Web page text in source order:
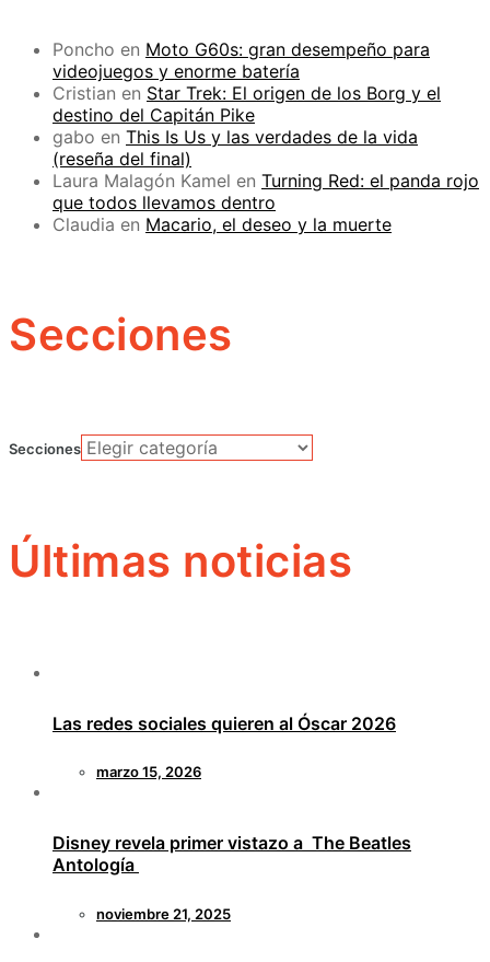
Poncho en Moto G60s: gran desempeño para
videojuegos y enorme batería
Cristian en Star Trek: El origen de los Borg y el
destino del Capitán Pike
gabo en This Is Us y las verdades de la vida
(reseña del final)
Laura Malagón Kamel en Turning Red: el panda rojo
que todos llevamos dentro
Claudia en Macario, el deseo y la muerte
Secciones
Secciones
Últimas noticias
Las redes sociales quieren al Óscar 2026
marzo 15, 2026
Disney revela primer vistazo a The Beatles
Antología
noviembre 21, 2025